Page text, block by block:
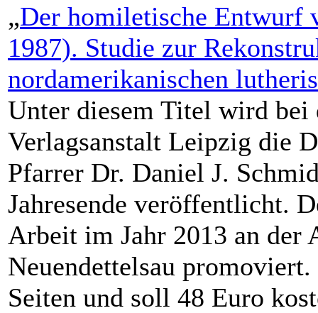
„Der homiletische Entwurf
1987). Studie zur
nordamerikanischen
Unter diesem Titel wird bei
Verlagsanstalt Leipzig die
Pfarrer Dr. Daniel J.
Jahresende veröffentlicht.
Arbeit im Jahr 2013 an der
Neuendettelsau
Seiten und soll 48 Euro